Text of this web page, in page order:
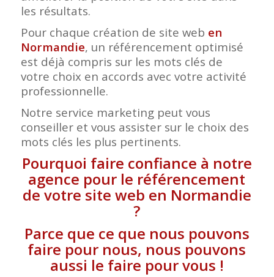
les résultats.
Pour chaque création de site web en
Normandie, un référencement optimisé
est déjà compris sur les mots clés de
votre choix en accords avec votre activité
professionnelle.
Notre service marketing peut vous
conseiller et vous assister sur le choix des
mots clés les plus pertinents.
Pourquoi faire confiance à notre
agence pour le référencement
de votre site web en Normandie
?
Parce que ce que nous pouvons
faire pour nous, nous pouvons
aussi le faire pour vous !